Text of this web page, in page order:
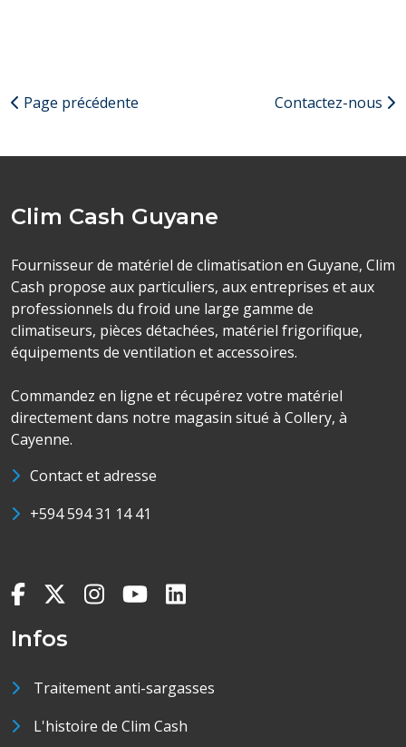
Page précédente Contactez-nous
Clim Cash Guyane
Fournisseur de matériel de climatisation en Guyane, Clim
Cash propose aux particuliers, aux entreprises et aux
professionnels du froid une large gamme de
climatiseurs, pièces détachées, matériel frigorifique,
équipements de ventilation et accessoires.
Commandez en ligne et récupérez votre matériel
directement dans notre magasin situé à Collery, à
Cayenne.
Contact et adresse
+594 594 31 14 41
Infos
Traitement anti-sargasses
L'histoire de Clim Cash